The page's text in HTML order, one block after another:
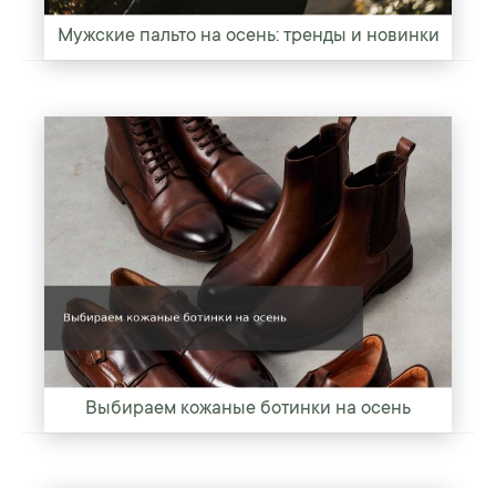
Мужские пальто на осень: тренды и новинки
Выбираем кожаные ботинки на осень